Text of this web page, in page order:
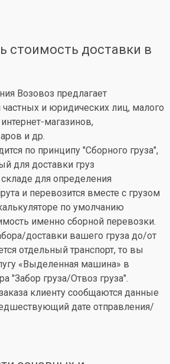
стоимость доставки в
Возовоз предлагает
частных и юридических лиц, малого
магазинов,
и др.
по принципу "Сборного груза",
для доставки груз
для определения
и перевозится вместе с грузом
по умолчанию
именно сборной перевозки.
доставки вашего груза до/от
отдельный транспорт, то вы
«Выделенная машина» в
"Забор груза/Отвоз груза".
клиенту сообщаются данные
дате отправления/